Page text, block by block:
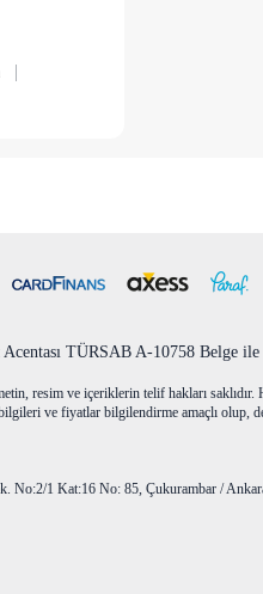
|
TÜRSAB A-10758 Belge ile
resim ve içeriklerin telif hakları
ve fiyatlar bilgilendirme amaçlı olup,
No:2/1 Kat:16 No: 85, Çukurambar /